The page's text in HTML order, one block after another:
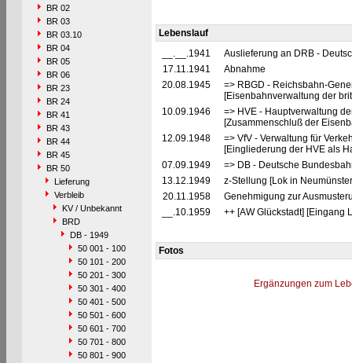
BR 02
BR 03
BR 03.10
BR 04
BR 05
BR 06
BR 23
BR 24
BR 41
BR 43
BR 44
BR 45
BR 50
Lieferung
Verbleib
KV / Unbekannt
BRD
DB - 1949
50 001 - 100
50 101 - 200
50 201 - 300
50 301 - 400
50 401 - 500
50 501 - 600
50 601 - 700
50 701 - 800
50 801 - 900
Lebenslauf
__.__.1941
Auslieferung an DRB -
17.11.1941
Abnahme
20.08.1945
=> RBGD - Reichsbahn-
[Eisenbahnverwaltung der
10.09.1946
=> HVE - Hauptverwaltung
[Zusammenschluß der
12.09.1948
=> VfV - Verwaltung für
[Eingliederung der HVE als
07.09.1949
=> DB - Deutsche
13.12.1949
z-Stellung [Lok in
20.11.1958
Genehmigung zur
__.10.1959
++ [AW Glückstadt] [Eingang
Fotos
Ergänzungen zum